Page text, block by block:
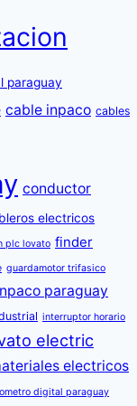
paraguay
cable inpaco cables
conductor
electricos
plc lovato finder
guardamotor trifasico
paraguay
interruptor horario
electric
electricos
digital paraguay